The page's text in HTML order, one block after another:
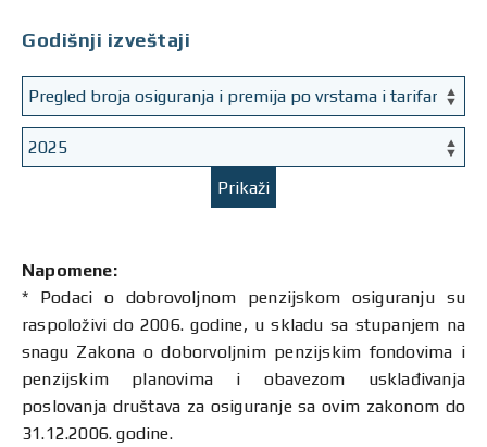
Godišnji izveštaji
Prikaži
Napomene:
* Podaci o dobrovoljnom penzijskom osiguranju su
raspoloživi do 2006. godine, u skladu sa stupanjem na
snagu Zakona o doborvoljnim penzijskim fondovima i
penzijskim planovima i obavezom usklađivanja
poslovanja društava za osiguranje sa ovim zakonom do
31.12.2006. godine.